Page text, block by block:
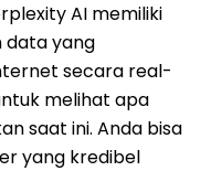
AI memiliki
data yang
secara real-
melihat apa
saat ini. Anda bisa
yang kredibel